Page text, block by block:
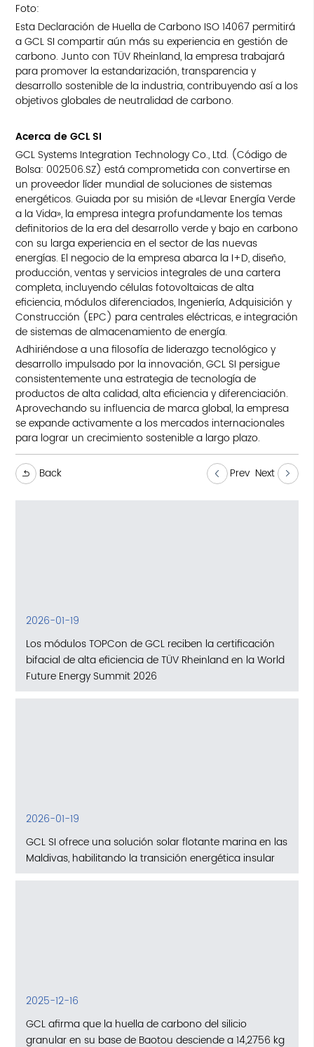
Foto:
Esta Declaración de Huella de Carbono ISO 14067 permitirá
a GCL SI compartir aún más su experiencia en gestión de
carbono. Junto con TÜV Rheinland, la empresa trabajará
para promover la estandarización, transparencia y
desarrollo sostenible de la industria, contribuyendo así a los
objetivos globales de neutralidad de carbono.
Acerca de GCL SI
GCL Systems Integration Technology Co., Ltd. (Código de
Bolsa: 002506.SZ) está comprometida con convertirse en
un proveedor líder mundial de soluciones de sistemas
energéticos. Guiada por su misión de «Llevar Energía Verde
a la Vida», la empresa integra profundamente los temas
definitorios de la era del desarrollo verde y bajo en carbono
con su larga experiencia en el sector de las nuevas
energías. El negocio de la empresa abarca la I+D, diseño,
producción, ventas y servicios integrales de una cartera
completa, incluyendo células fotovoltaicas de alta
eficiencia, módulos diferenciados, Ingeniería, Adquisición y
Construcción (EPC) para centrales eléctricas, e integración
de sistemas de almacenamiento de energía.
Adhiriéndose a una filosofía de liderazgo tecnológico y
desarrollo impulsado por la innovación, GCL SI persigue
consistentemente una estrategia de tecnología de
productos de alta calidad, alta eficiencia y diferenciación.
Aprovechando su influencia de marca global, la empresa
se expande activamente a los mercados internacionales
para lograr un crecimiento sostenible a largo plazo.
Back Prev Next
2026-01-19
Los módulos TOPCon de GCL reciben la certificación
bifacial de alta eficiencia de TÜV Rheinland en la World
Future Energy Summit 2026
2026-01-19
GCL SI ofrece una solución solar flotante marina en las
Maldivas, habilitando la transición energética insular
2025-12-16
GCL afirma que la huella de carbono del silicio
granular en su base de Baotou desciende a 14,2756 kg